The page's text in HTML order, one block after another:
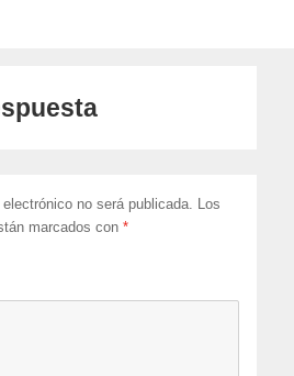
no será publicada.
Los
marcados con*